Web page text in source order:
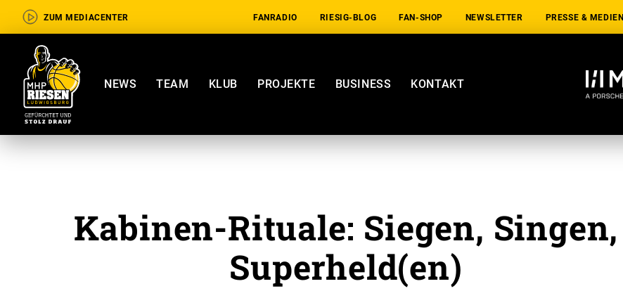
ZUM MEDIACENTER FANRADIO RIESIG-BLOG FAN-SHOP NEWSLETTER PRESSE & MEDIEN
NEWS TEAM KLUB PROJEKTE BUSINESS KONTAKT
Kabinen-Rituale: Siegen, Singen,
Superheld(en)